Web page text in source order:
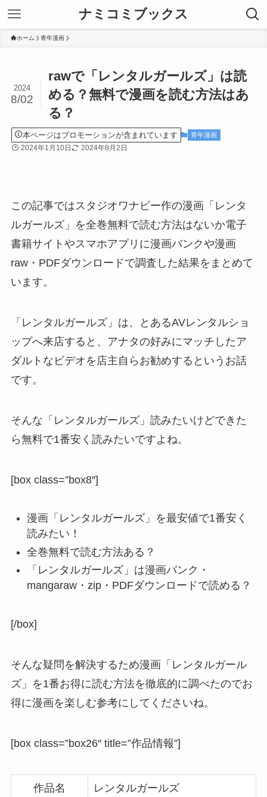
ナミコミブックス
ホーム 青年漫画
rawで「レンタルガールズ」は読
める？無料で漫画を読む方法はあ
る？
2024
8/02
本ページはプロモーションが含まれています 青年漫画
2024年1月10日 2024年8月2日
この記事ではスタジオワナビー作の漫画「レンタ
ルガールズ」を全巻無料で読む方法はないか電子
書籍サイトやスマホアプリに漫画バンクや漫画
raw・PDFダウンロードで調査した結果をまとめて
います。
「レンタルガールズ」は、とあるAVレンタルショ
ップへ来店すると、アナタの好みにマッチしたア
ダルトなビデオを店主自らお勧めするというお話
です。
そんな「レンタルガールズ」読みたいけどできた
ら無料で1番安く読みたいですよね。
[box class=”box8″]
漫画「レンタルガールズ」を最安値で1番安く
読みたい！
全巻無料で読む方法ある？
「レンタルガールズ」は漫画バンク・
mangaraw・zip・PDFダウンロードで読める？
[/box]
そんな疑問を解決するため漫画「レンタルガール
ズ」を1番お得に読む方法を徹底的に調べたのでお
得に漫画を楽しむ参考にしてくださいね。
[box class=”box26″ title=”作品情報”]
作品名 レンタルガールズ